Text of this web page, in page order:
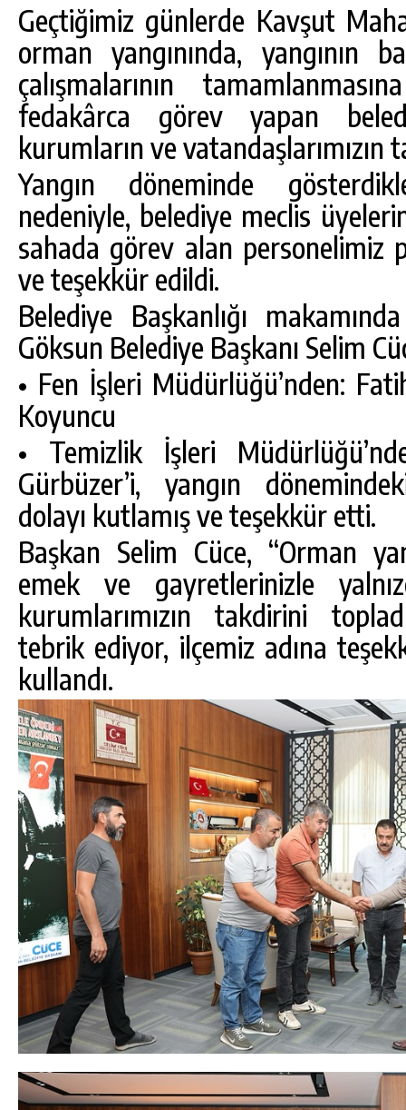
Geçtiğimiz günlerde Kavşut
orman yangınında, yangının
çalışmalarının
fedakârca görev yapan
kurumların ve vatandaşlarımızın
Yangın döneminde
nedeniyle, belediye meclis
sahada görev alan
ve teşekkür edildi.
Belediye Başkanlığı
Göksun Belediye Başkanı Selim
• Fen İşleri Müdürlüğü’nden:
Koyuncu
• Temizlik İşleri
Gürbüzer’i, yangın
dolayı kutlamış ve teşekkür etti.
Başkan Selim Cüce, “Orman
emek ve gayretlerinizle
kurumlarımızın takdirini
tebrik ediyor, ilçemiz adına
kullandı.
GÜNLÜK HABER AKIŞI
GÖKSUN HAFIZLIK KIZ KUR’AN KURSU
ÖĞRENCILERINE DARENDE GEZISI.